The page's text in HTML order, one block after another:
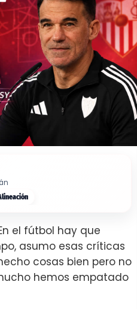
el fútbol hay que
asumo esas críticas
cosas bien pero no
hemos empatado